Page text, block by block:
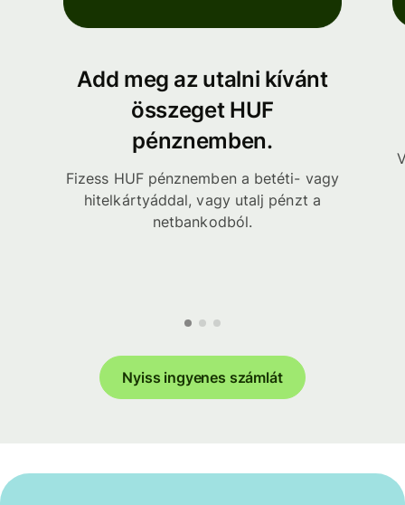
Add meg az utalni kívánt
összeget HUF
pénznemben.
Fizess HUF pénznemben a betéti- vagy
hitelkártyáddal, vagy utalj pénzt a
netbankodból.
Nyiss ingyenes számlát